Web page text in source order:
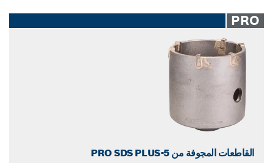
PRO
القاطعات المجوفة من PRO SDS PLUS-5